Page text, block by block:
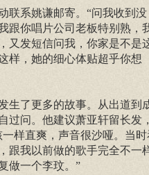
联系姚谦邮寄。“问我收到
跟你唱片公司老板特别熟，
又发短信问我，你家是不是
样，她的细心体贴超乎你想
生了更多的故事。从出道到
过问。他建议萧亚轩留长发
样直爽，声音很沙哑。当时
跟我以前做的歌手完全不一
做一个李玟。”